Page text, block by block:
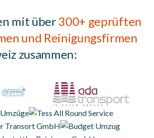
mit über300+ geprüften
und Reinigungsfirmen
zusammen: